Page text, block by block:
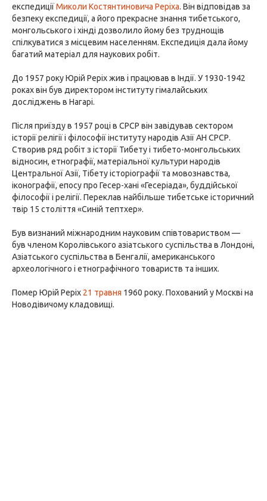
експедиціїМиколи Костянтиновича Реріха. Він відповідав за
безпеку експедиції, а його прекрасне знання тибетського,
монгольського і хінді дозволило йому без труднощів
спілкуватися з місцевим населенням. Експедиція дала йому
багатий матеріал для наукових робіт.
До 1957 року Юрій Реріх жив і працював в Індії. У 1930-1942
роках він був директором інституту гімалайських
досліджень в Нагарі.
Після приїзду в 1957 році в СРСР він завідував сектором
історії релігії і філософії інституту народів Азії АН СРСР.
Створив ряд робіт з історії Тибету і тибето-монгольських
відносин, етнографії, матеріальної культури народів
Центральної Азії, Тібету історіографії та мовознавства,
іконографії, епосу про Гесер-хані «Гесеріада», буддійської
філософії і релігії. Переклав найбільше тибетське історичний
твір 15 століття «Синій тептхер».
Був визнаний міжнародним науковим співтовариством —
був членом Королівського азіатського суспільства в Лондоні,
Азіатського суспільства в Бенгалії, американського
археологічного і етнографічного товариств та інших.
Помер Юрій Реріх 21 травня 1960 року. Похований у Москві на
Новодівичому кладовищі.